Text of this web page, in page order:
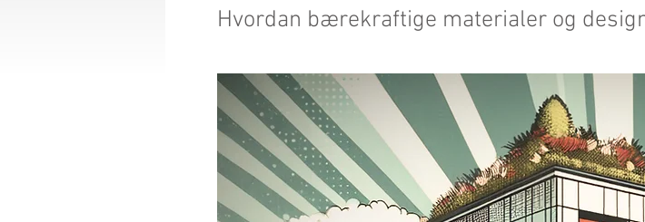
Hvordan bærekraftige materialer og